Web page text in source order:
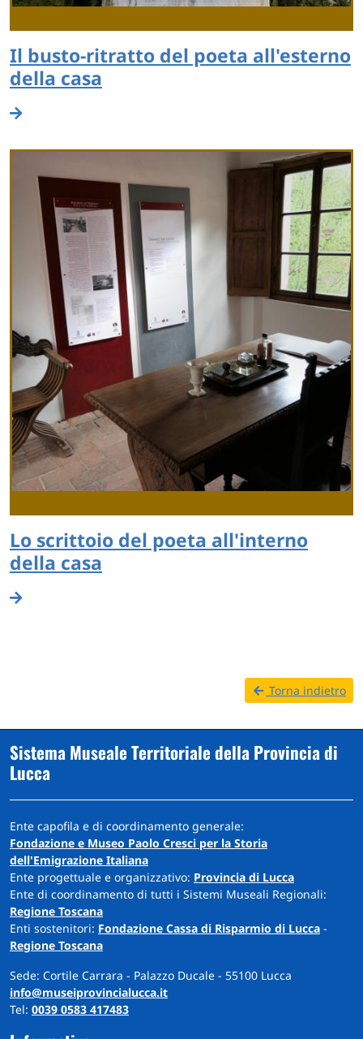
Il busto-ritratto del poeta all'esterno
della casa
Lo scrittoio del poeta all'interno
della casa
Torna indietro
Sistema Museale Territoriale della Provincia di
Lucca
Ente capofila e di coordinamento generale:
Fondazione e Museo Paolo Cresci per la Storia
dell'Emigrazione Italiana
Ente progettuale e organizzativo: Provincia di Lucca
Ente di coordinamento di tutti i Sistemi Museali Regionali:
Regione Toscana
Enti sostenitori: Fondazione Cassa di Risparmio di Lucca -
Regione Toscana
Sede: Cortile Carrara - Palazzo Ducale - 55100 Lucca
info@museiprovincialucca.it
Tel: 0039 0583 417483